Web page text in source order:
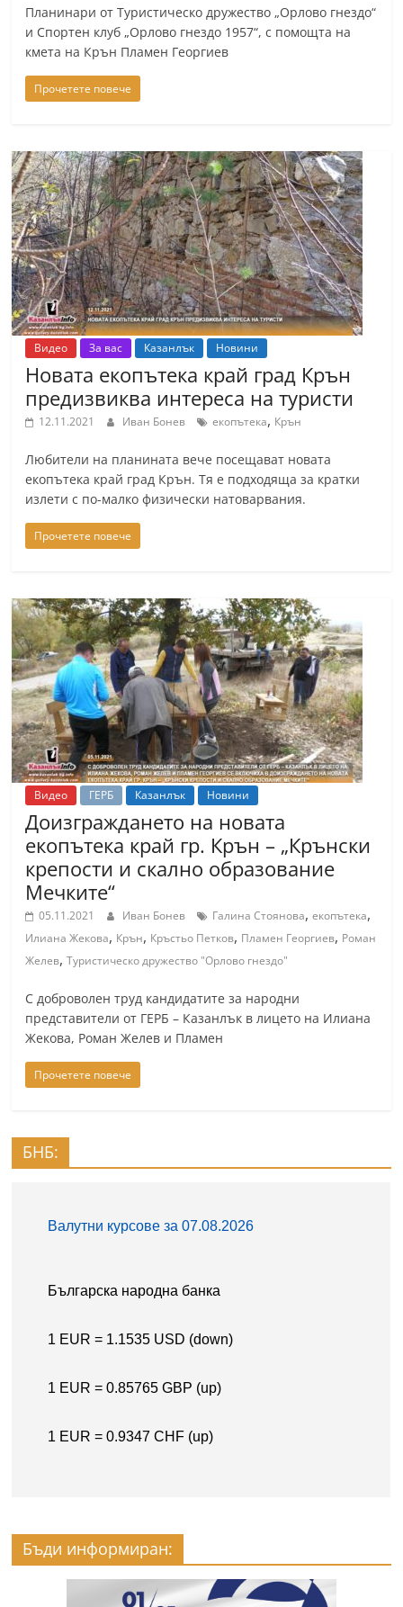
n
l
a
k
n
f
o
,
k
a
z
a
n
l
a
-
b
.
f
o
g
a
l
l
e
r
y
-
k
a
z
a
n
l
a
k
.
m
Планинари от Туристическо дружество „Орлово гнездо“
и Спортен клуб „Орлово гнездо 1957“, с помощта на
кмета на Крън Пламен Георгиев
Прочетете повече
Видео За вас Казанлък Новини
Новата екопътека край град Крън
предизвиква интереса на туристи
12.11.2021 Иван Бонев екопътека, Крън
Любители на планината вече посещават новата
екопътека край град Крън. Тя е подходяща за кратки
излети с по-малко физически натоварвания.
Прочетете повече
Видео ГЕРБ Казанлък Новини
Доизграждането на новата
екопътека край гр. Крън – „Крънски
крепости и скално образование
Мечките“
05.11.2021 Иван Бонев Галина Стоянова,екопътека,
Илиана Жекова, Крън, Кръстьо Петков, Пламен Георгиев, Роман
Желев,Туристическо дружество "Орлово гнездо"
С доброволен труд кандидатите за народни
представители от ГЕРБ – Казанлък в лицето на Илиана
Жекова, Роман Желев и Пламен
Прочетете повече
БНБ:
Бъди информиран: